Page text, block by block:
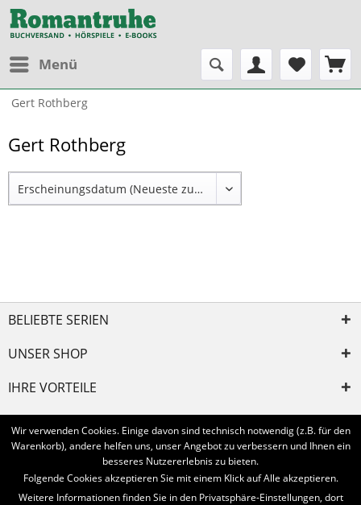
Menü
Gert Rothberg
Gert Rothberg
BELIEBTE SERIEN
UNSER SHOP
IHRE VORTEILE
INFORMIERT BLEIBEN
Bestellung widerrufen
* Alle Preise inkl. MwSt. und zzgl. Bearbeitungspauschale
Wir verwenden Cookies. Einige davon sind technisch notwendig (z.B. für den
Warenkorb), andere helfen uns, unser Angebot zu verbessern und Ihnen ein
besseres Nutzererlebnis zu bieten.
Folgende Cookies akzeptieren Sie mit einem Klick auf Alle akzeptieren.
Weitere Informationen finden Sie in den Privatsphäre-Einstellungen, dort